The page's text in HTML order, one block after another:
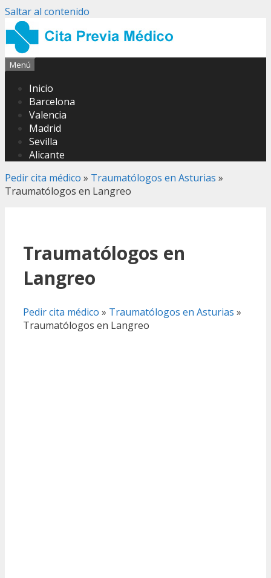
Saltar al contenido
Menú
Inicio
Barcelona
Valencia
Madrid
Sevilla
Alicante
Pedir cita médico » Traumatólogos en Asturias »
Traumatólogos en Langreo
Traumatólogos en
Langreo
Pedir cita médico » Traumatólogos en Asturias »
Traumatólogos en Langreo